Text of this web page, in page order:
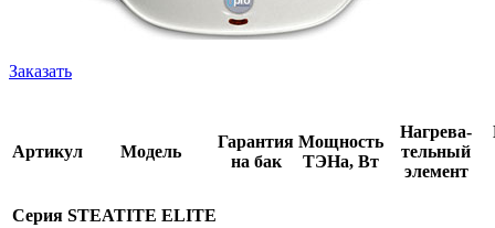
Заказать
Артикул Модель
Гарантия
на бак
Мощность
ТЭНа, Вт
Нагрева-
тельный
элемент
Серия STEATITE ELITE